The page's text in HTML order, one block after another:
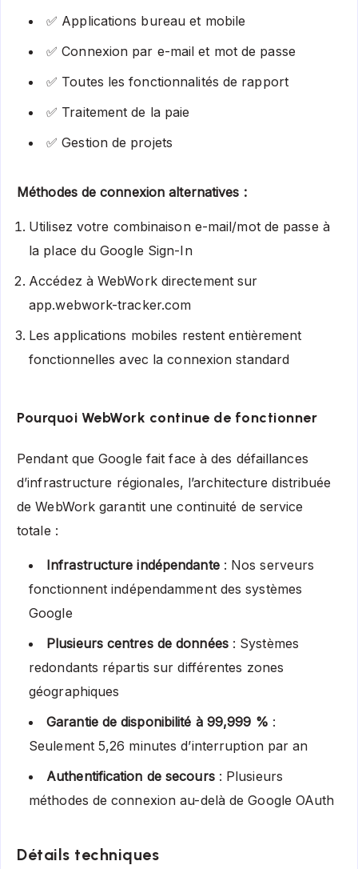
✅ Applications bureau et mobile
✅ Connexion par e-mail et mot de passe
✅ Toutes les fonctionnalités de rapport
✅ Traitement de la paie
✅ Gestion de projets
Méthodes de connexion alternatives :
Utilisez votre combinaison e-mail/mot de passe à
la place du Google Sign-In
Accédez à WebWork directement sur
app.webwork-tracker.com
Les applications mobiles restent entièrement
fonctionnelles avec la connexion standard
Pourquoi WebWork continue de fonctionner
Pendant que Google fait face à des défaillances
d’infrastructure régionales, l’architecture distribuée
de WebWork garantit une continuité de service
totale :
Infrastructure indépendante: Nos serveurs
fonctionnent indépendamment des systèmes
Google
Plusieurs centres de données: Systèmes
redondants répartis sur différentes zones
géographiques
Garantie de disponibilité à 99,999 % :
Seulement 5,26 minutes d’interruption par an
Authentification de secours: Plusieurs
méthodes de connexion au-delà de Google OAuth
Détails techniques